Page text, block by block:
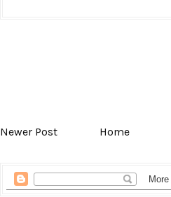
Newer Post Home